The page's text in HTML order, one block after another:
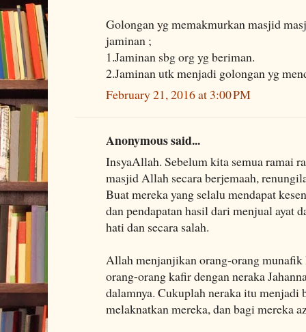
Golongan yg memakmurkan masjid
jaminan ;
1.Jaminan sbg org yg beriman.
2.Jaminan utk menjadi golongan yg
February 21, 2016 at 3:00 PM
Anonymous said...
InsyaAllah. Sebelum kita semua ramai
masjid Allah secara berjemaah,
Buat mereka yang selalu mendapat
dan pendapatan hasil dari menjual ayat
hati dan secara salah.
Allah menjanjikan orang-orang munafik
orang-orang kafir dengan neraka
dalamnya. Cukuplah neraka itu menjadi
melaknatkan mereka, dan bagi mereka